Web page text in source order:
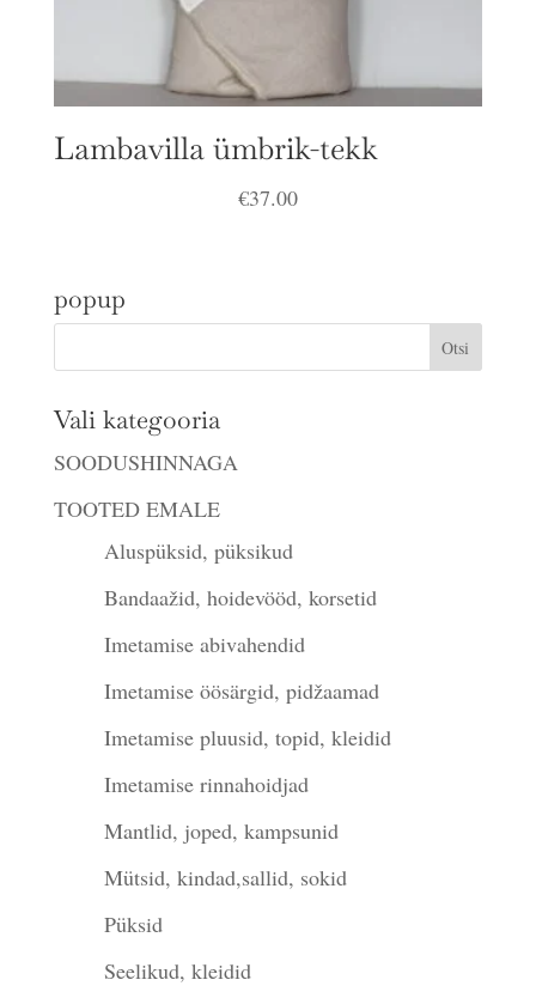
Lambavilla ümbrik-tekk
€37.00
popup
Vali kategooria
SOODUSHINNAGA
TOOTED EMALE
Aluspüksid, püksikud
Bandaažid, hoidevööd, korsetid
Imetamise abivahendid
Imetamise öösärgid, pidžaamad
Imetamise pluusid, topid, kleidid
Imetamise rinnahoidjad
Mantlid, joped, kampsunid
Mütsid, kindad,sallid, sokid
Püksid
Seelikud, kleidid